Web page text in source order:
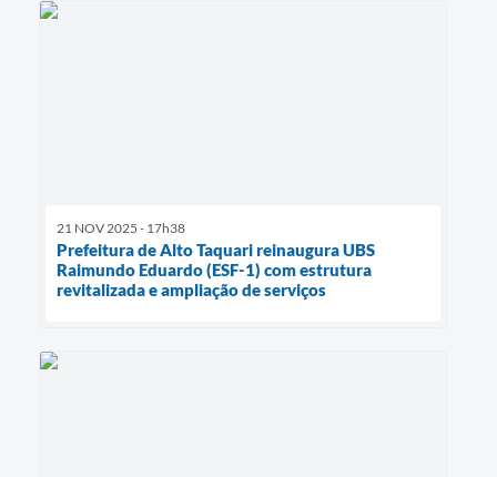
21 NOV 2025 - 17h38
Prefeitura de Alto Taquari reinaugura UBS
Raimundo Eduardo (ESF-1) com estrutura
revitalizada e ampliação de serviços